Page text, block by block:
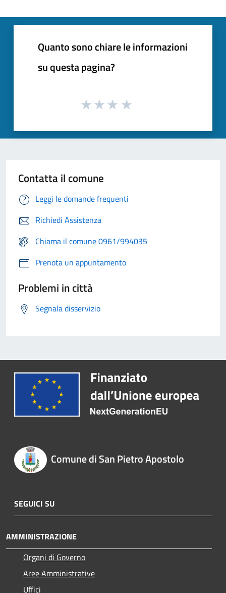
Quanto sono chiare le informazioni
su questa pagina?
Contatta il comune
Leggi le domande frequenti
Richiedi Assistenza
Chiama il comune 0961/994035
Prenota un appuntamento
Problemi in città
Segnala disservizio
Comune di San Pietro Apostolo
SEGUICI SU
AMMINISTRAZIONE
Organi di Governo
Aree Amministrative
Uffici